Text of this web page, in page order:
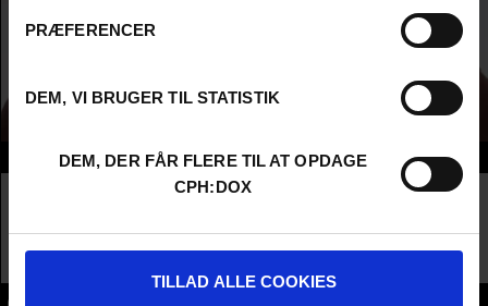
PRÆFERENCER
DEM, VI BRUGER TIL STATISTIK
DEM, DER FÅR FLERE TIL AT OPDAGE
CPH:DOX
TILLAD ALLE COOKIES
Republic of Korea (South Korea)
(DMZ DOCS)